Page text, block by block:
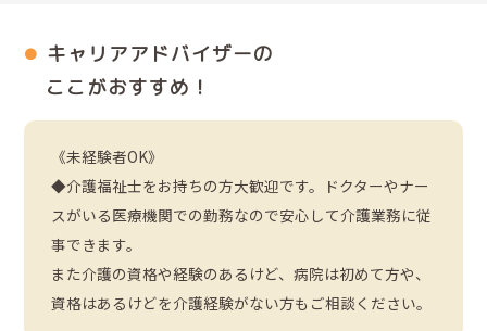
キャリアアドバイザーの
ここがおすすめ！
《未経験者OK》
◆介護福祉士をお持ちの方大歓迎です。ドクターやナー
スがいる医療機関での勤務なので安心して介護業務に従
事できます。
また介護の資格や経験のあるけど、病院は初めて方や、
資格はあるけどを介護経験がない方もご相談ください。